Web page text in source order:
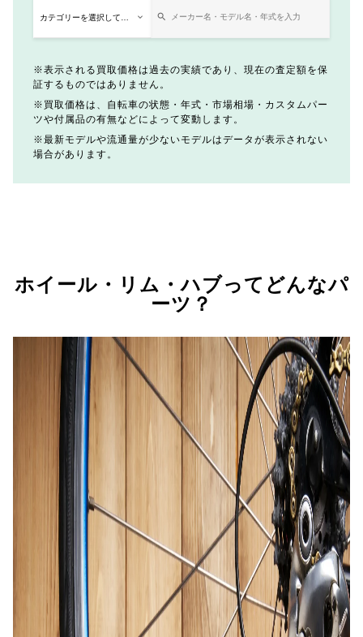
表示される買取価格は過去の実績であり、現在の査定額を保
証するものではありません。
買取価格は、自転車の状態・年式・市場相場・カスタムパー
ツや付属品の有無などによって変動します。
最新モデルや流通量が少ないモデルはデータが表示されない
場合があります。
ホイール・リム・ハブってどんなパ
ーツ？